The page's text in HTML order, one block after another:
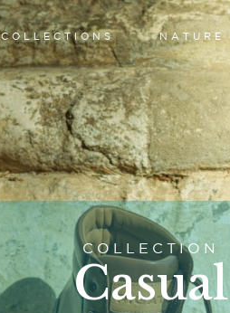
COLLECTIONS NATURE
COLLECTION
Casual